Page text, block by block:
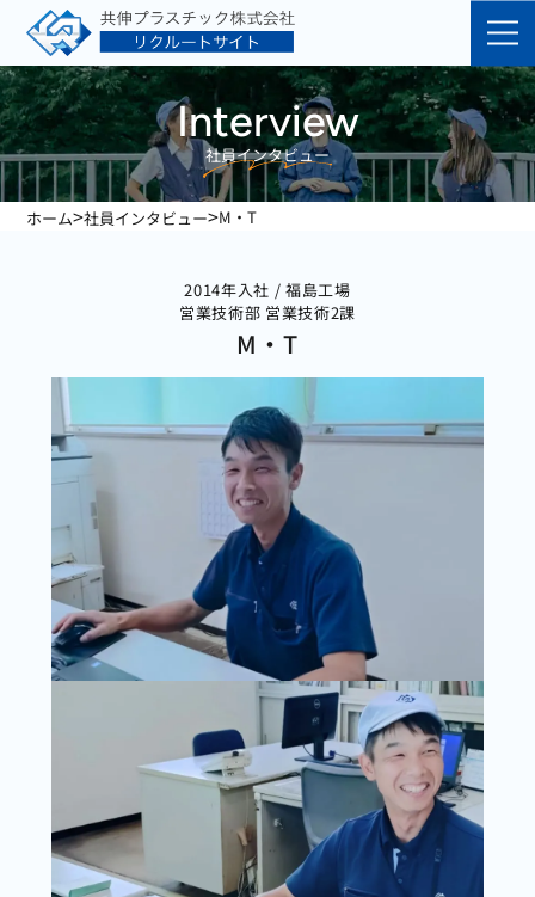
Interview
社員インタビュー
ホーム>社員インタビュー>M・T
2014年入社 / 福島工場
営業技術部 営業技術2課
M・T